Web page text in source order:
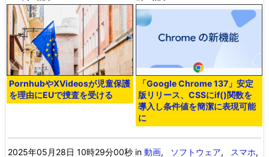
PornhubやXVideosが児童保護
を理由にEUで捜査を受ける
「Google Chrome 137」安定
版リリース、CSSにif()関数を
導入し条件値を簡潔に表現可能
に
2025年05月28日 10時29分00秒 in動画, ソフトウェア, スマホ,